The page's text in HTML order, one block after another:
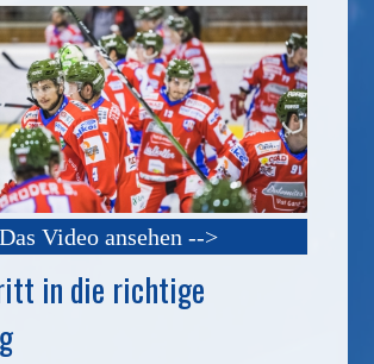
Das Video ansehen -->
in die richtige